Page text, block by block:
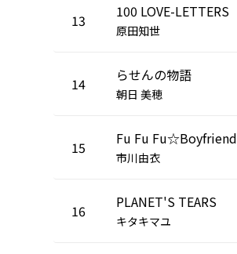
13 100 LOVE-LETTERS
原田知世
14 らせんの物語
朝日 美穂
15 Fu Fu Fu☆Boyfriend
市川由衣
16 PLANET'S TEARS
キタキマユ